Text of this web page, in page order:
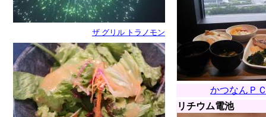
ザ グリル トラノモン
かつなんＰ
リチウム電池